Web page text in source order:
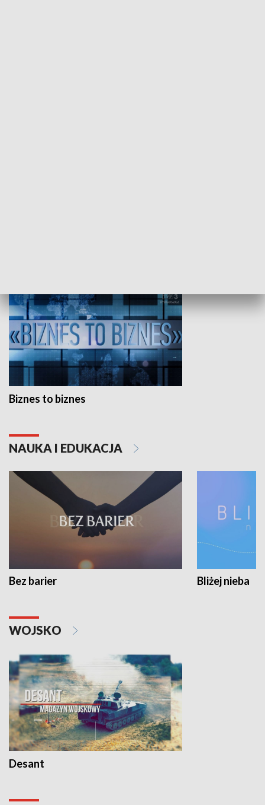
Biznes to biznes
NAUKA I EDUKACJA
Bez barier Bliżej nieba
WOJSKO
Desant